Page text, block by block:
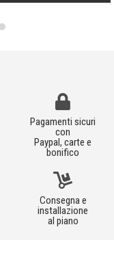
Pagamenti sicuri
con
Paypal, carte e
bonifico
Consegna e
installazione
al piano